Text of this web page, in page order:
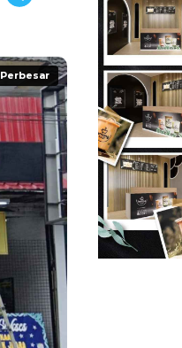
Perbesar
Perbesar